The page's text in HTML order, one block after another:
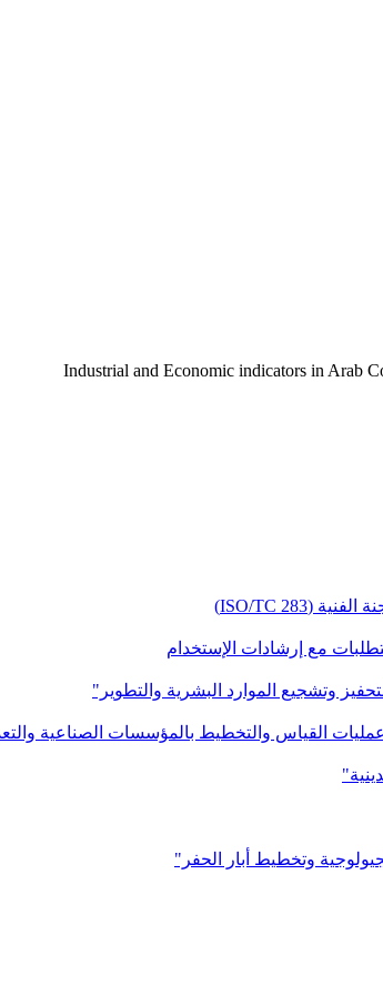
Industrial and Economic indicators in Arab
وتشجيع الموارد البشرية والتطوير"
القياس والتخطيط بالمؤسسات الصناعية